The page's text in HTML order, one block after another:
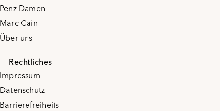
Penz Damen
Marc Cain
Über uns
Rechtliches
Impressum
Datenschutz
Barrierefreiheits-